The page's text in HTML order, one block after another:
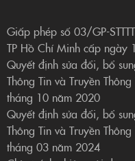
Giấp phép số 03/GP-
TP Hồ Chí Minh cấp ngày
Quyết định sửa đổi, bổ
Thông Tin và Truyền
tháng 10 năm 2020
Quyết định sửa đổi, bổ
Thông Tin và Truyền
tháng 03 năm 2024